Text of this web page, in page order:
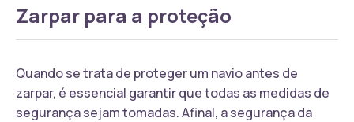
Zarpar para a proteção
Quando se trata de proteger um navio antes de
zarpar, é essencial garantir que todas as medidas de
segurança sejam tomadas. Afinal, a segurança da